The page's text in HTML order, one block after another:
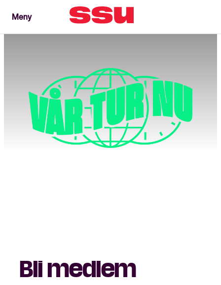
Stäng
Bli medlem
MenyMeny
Bli medlem